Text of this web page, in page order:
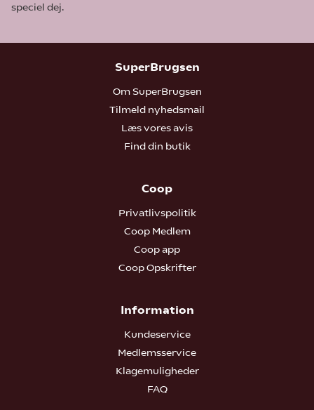
speciel dej.
SuperBrugsen
Om SuperBrugsen
Tilmeld nyhedsmail
Læs vores avis
Find din butik
Coop
Privatlivspolitik
Coop Medlem
Coop app
Coop Opskrifter
Information
Kundeservice
Medlemsservice
Klagemuligheder
FAQ